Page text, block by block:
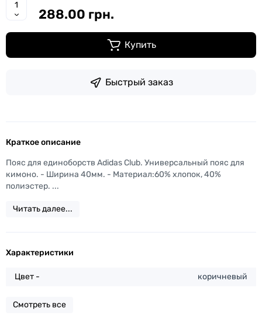
288.00 грн.
Купить
Быстрый заказ
Краткое описание
Пояс для единоборств Adidas Club. Универсальный пояс для
кимоно. - Ширина 40мм. - Материал:60% хлопок, 40%
полиэстер. ...
Читать далее...
Характеристики
Цвет - коричневый
Смотреть все